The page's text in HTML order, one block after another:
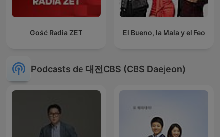
Gość Radia ZET El Bueno, la Mala y el Feo
Podcasts de 대전CBS (CBS Daejeon)